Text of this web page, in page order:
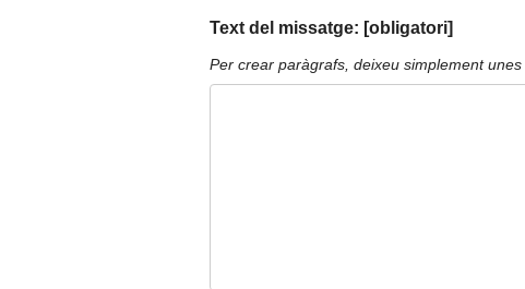
Text del missatge: [obligatori]
Per crear paràgrafs, deixeu simplement unes